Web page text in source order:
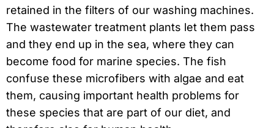
retained in the filters of our washing machines.
The wastewater treatment plants let them pass
and they end up in the sea, where they can
become food for marine species. The fish
confuse these microfibers with algae and eat
them, causing important health problems for
these species that are part of our diet, and